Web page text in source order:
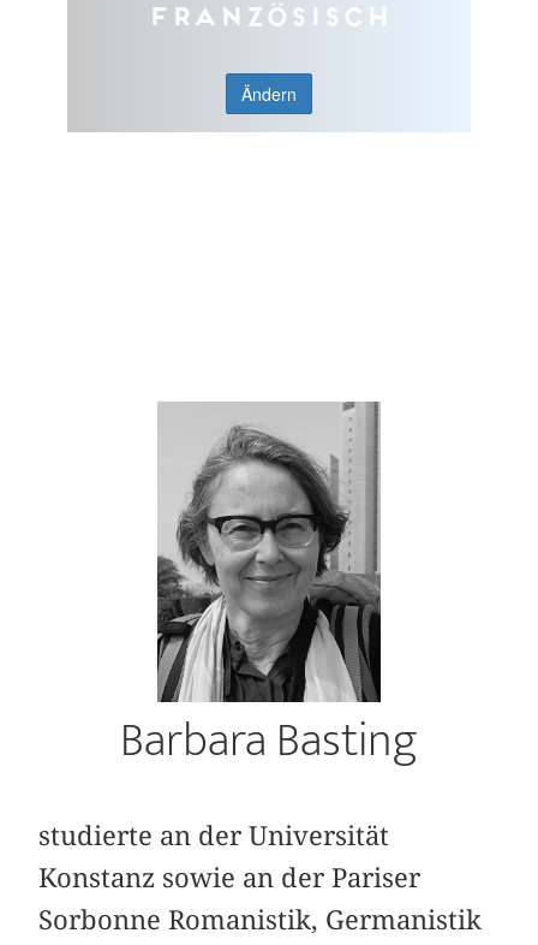
Französisch
Ändern
Barbara Basting
studierte an der Universität
Konstanz sowie an der Pariser
Sorbonne Romanistik, Germanistik